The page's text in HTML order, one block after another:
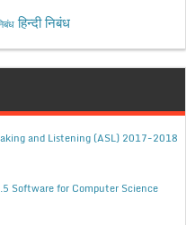
हिन्दी निबंध
and Listening (ASL) 2017-2018
Software for Computer Science